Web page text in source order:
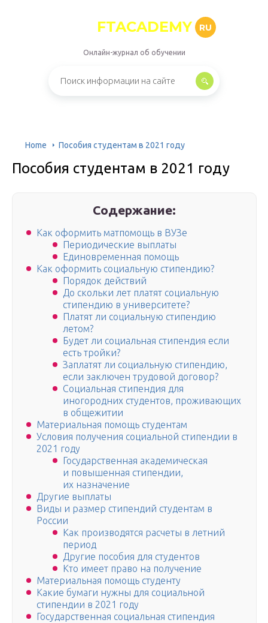
FTACADEMY RU
Онлайн-журнал об обучении
Home Пособия студентам в 2021 году
Пособия студентам в 2021 году
Содержание:
Как оформить матпомощь в ВУЗе
Периодические выплаты
Единовременная помощь
Как оформить социальную стипендию?
Порядок действий
До скольки лет платят социальную
стипендию в университете?
Платят ли социальную стипендию
летом?
Будет ли социальная стипендия если
есть тройки?
Заплатят ли социальную стипендию,
если заключен трудовой договор?
Социальная стипендия для
иногородних студентов, проживающих
в общежитии
Материальная помощь студентам
Условия получения социальной стипендии в
2021 году
Государственная академическая
и повышенная стипендии,
их назначение
Другие выплаты
Виды и размер стипендий студентам в
России
Как производятся расчеты в летний
период
Другие пособия для студентов
Кто имеет право на получение
Материальная помощь студенту
Какие бумаги нужны для социальной
стипендии в 2021 году
Государственная социальная стипендия